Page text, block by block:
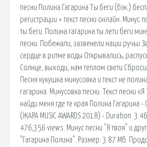
песни Полина Гагарина Ты беги (бэк.)
регистрации + текст песни онлайн. Минус
ты беги. Полина гагарина ты лети беги
песни. Побежали, зазвенели наши ручьи
сердце в ритме воды Открывались,
Солнце, выходи, нам теплом свети
Песня кукушка минусовка и текст не
гагарина. Минусовка песни. Текст песни
найди меня где те края Полина Гагарина
(ЖАРА MUSIC AWARDS 2018) - Duration: 3:46.
476,356 views. Минус песни "Я твоя" и
"Гагарина Полина". Размер: 3.87 Мб.